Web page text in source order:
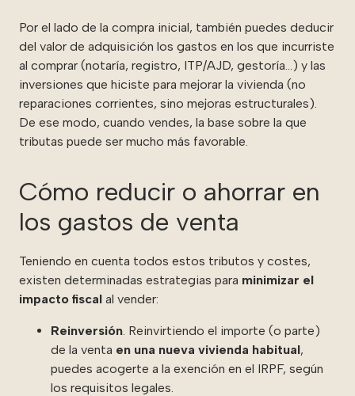
Por el lado de la compra inicial, también puedes deducir
del valor de adquisición los gastos en los que incurriste
al comprar (notaría, registro, ITP/AJD, gestoría…) y las
inversiones que hiciste para mejorar la vivienda (no
reparaciones corrientes, sino mejoras estructurales).
De ese modo, cuando vendes, la base sobre la que
tributas puede ser mucho más favorable.
Cómo reducir o ahorrar en
los gastos de venta
Teniendo en cuenta todos estos tributos y costes,
existen determinadas estrategias para minimizar el
impacto fiscal al vender:
Reinversión. Reinvirtiendo el importe (o parte)
de la venta en una nueva vivienda habitual,
puedes acogerte a la exención en el IRPF, según
los requisitos legales.